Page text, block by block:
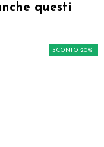
questi
SCONTO 20%